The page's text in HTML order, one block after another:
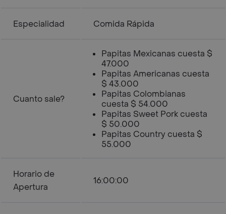
Especialidad Comida Rápida
Cuanto sale?
Papitas Mexicanas cuesta $
47.000
Papitas Americanas cuesta
$ 43.000
Papitas Colombianas
cuesta $ 54.000
Papitas Sweet Pork cuesta
$ 50.000
Papitas Country cuesta $
55.000
Horario de
Apertura
16:00:00